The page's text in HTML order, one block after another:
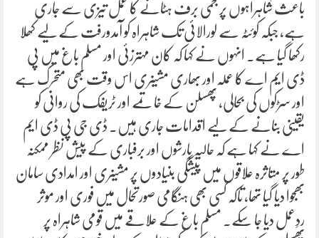
باعث شاہراہوں پر جمی برف ہٹانے کا عمل تیزی سے جاری
ہے، جبکہ کوئٹہ سے لورالائی تک شاہراہ کو آمدورفت کے لیے کھلا
رکھا گیا ہے۔ انہوں نے کہا کہ کان مہترزئی اور مسلم باغ میں پی
ڈی ایم اے کا عملہ اور بھاری مشینری اس وقت بھی متحرک ہے
اور سڑکوں کی بحالی، پھسلن کے خاتمے اور ٹریفک کی روانی کو
یقینی بنانے کے لیے اقدامات جاری ہیں۔ ڈی جی پی ڈی ایم
اے نے کہا ہے کہ حالیہ بارشوں اور برفباری کے پیش نظر ممکنہ
طور پر متاثرہ علاقوں میں پیشگی بنیادوں پر مشینری اور امدادی سامان
بھجوا دیا گیا تھا، تاکہ کسی بھی ہنگامی صورتحال میں فوری اور موثر
ردِعمل دیا جا سکے۔ مسلم باغ کے علاقے میں قومی شاہراہ پر